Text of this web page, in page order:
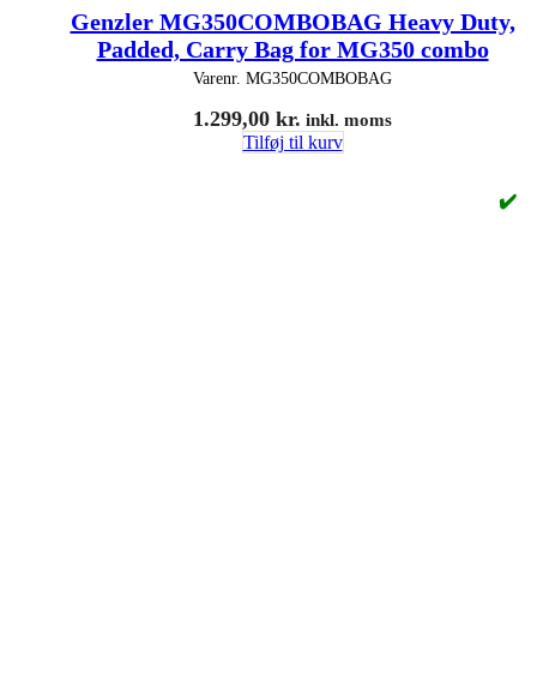
Genzler MG350COMBOBAG Heavy Duty,
Padded, Carry Bag for MG350 combo
Varenr. MG350COMBOBAG
1.299,00 kr. inkl. moms
Tilføj til kurv
✔️